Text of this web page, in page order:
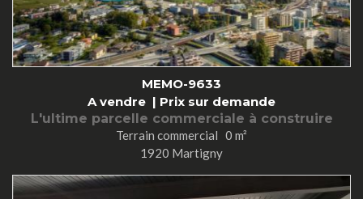
MEMO-9633
A vendre | Prix sur demande
L'ultime parcelle commerciale à construire
Terrain commercial 0 m²
1920 Martigny